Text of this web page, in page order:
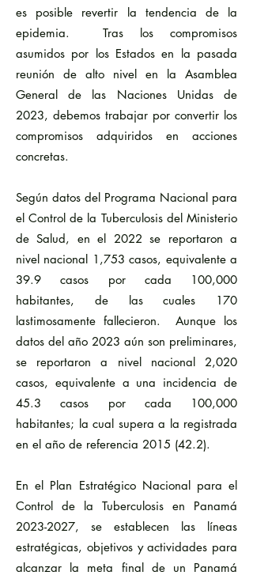
es posible revertir la tendencia de la
epidemia. Tras los compromisos
asumidos por los Estados en la pasada
reunión de alto nivel en la Asamblea
General de las Naciones Unidas de
2023, debemos trabajar por convertir los
compromisos adquiridos en acciones
concretas.
Según datos del Programa Nacional para
el Control de la Tuberculosis del Ministerio
de Salud, en el 2022 se reportaron a
nivel nacional 1,753 casos, equivalente a
39.9 casos por cada 100,000
habitantes, de las cuales 170
lastimosamente fallecieron. Aunque los
datos del año 2023 aún son preliminares,
se reportaron a nivel nacional 2,020
casos, equivalente a una incidencia de
45.3 casos por cada 100,000
habitantes; la cual supera a la registrada
en el año de referencia 2015 (42.2).
En el Plan Estratégico Nacional para el
Control de la Tuberculosis en Panamá
2023-2027, se establecen las líneas
estratégicas, objetivos y actividades para
alcanzar la meta final de un Panamá